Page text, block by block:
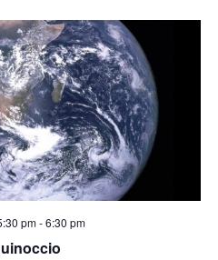
pm-6:30 pm